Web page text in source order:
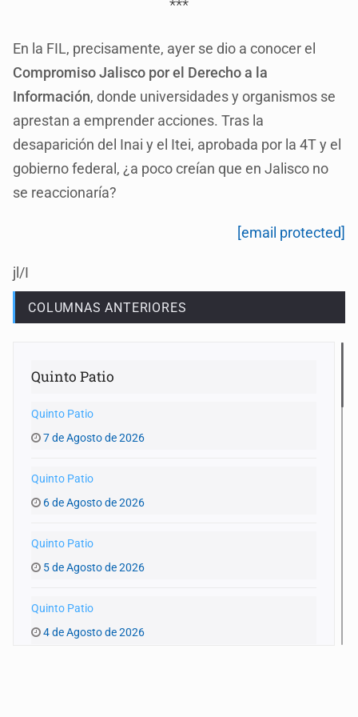
***
En la FIL, precisamente, ayer se dio a conocer el
Compromiso Jalisco por el Derecho a la
Información, donde universidades y organismos se
aprestan a emprender acciones. Tras la
desaparición del Inai y el Itei, aprobada por la 4T y el
gobierno federal, ¿a poco creían que en Jalisco no
se reaccionaría?
[email protected]
jl/I
COLUMNAS ANTERIORES
Quinto Patio
Quinto Patio
7 de Agosto de 2026
Quinto Patio
6 de Agosto de 2026
Quinto Patio
5 de Agosto de 2026
Quinto Patio
4 de Agosto de 2026